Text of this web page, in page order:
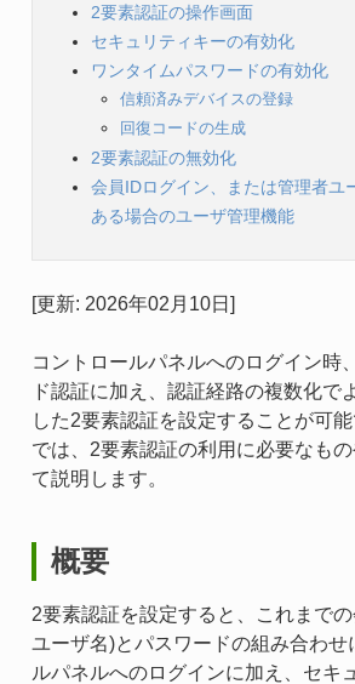
2要素認証の操作画面
セキュリティキーの有効化
ワンタイムパスワードの有効化
信頼済みデバイスの登録
回復コードの生成
2要素認証の無効化
会員IDログイン、または管理者ユ
ある場合のユーザ管理機能
[更新: 2026年02月10日]
コントロールパネルへのログイン時
ド認証に加え、認証経路の複数化で
した2要素認証を設定することが可
では、2要素認証の利用に必要なも
て説明します。
概要
2要素認証を設定すると、これまで
ユーザ名)とパスワードの組み合わせ
ルパネルへのログインに加え、セキ